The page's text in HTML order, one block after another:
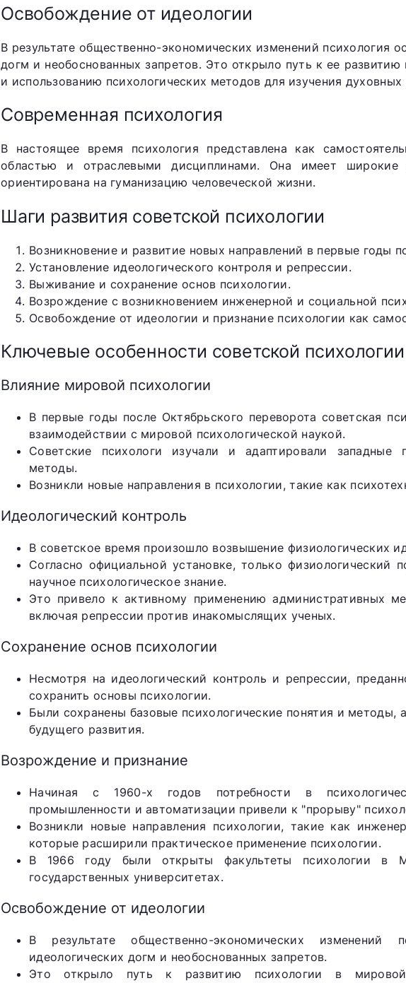
Освобождение от идеологии
В результате общественно-экономических изменений психология
догм и необоснованных запретов. Это открыло путь к ее
и использованию психологических методов для изучения духовных
Современная психология
В настоящее время психология представлена как
областью и отраслевыми дисциплинами. Она имеет
ориентирована на гуманизацию человеческой жизни.
Шаги развития советской психологии
Возникновение и развитие новых направлений в первые годы
Установление идеологического контроля и репрессии.
Выживание и сохранение основ психологии.
Возрождение с возникновением инженерной и социальной
Освобождение от идеологии и признание психологии как
Ключевые особенности советской психологии
Влияние мировой психологии
В первые годы после Октябрьского переворота советская
взаимодействии с мировой психологической наукой.
Советские психологи изучали и адаптировали западные
методы.
Возникли новые направления в психологии, такие как
Идеологический контроль
В советское время произошло возвышение физиологических
Согласно официальной установке, только физиологический
научное психологическое знание.
Это привело к активному применению административных
включая репрессии против инакомыслящих ученых.
Сохранение основ психологии
Несмотря на идеологический контроль и репрессии,
сохранить основы психологии.
Были сохранены базовые психологические понятия и методы,
будущего развития.
Возрождение и признание
Начиная с 1960-х годов потребности в
промышленности и автоматизации привели к "прорыву"
Возникли новые направления психологии, такие как
которые расширили практическое применение психологии.
В 1966 году были открыты факультеты психологии в
государственных университетах.
Освобождение от идеологии
В результате общественно-экономических изменений
идеологических догм и необоснованных запретов.
Это открыло путь к развитию психологии в